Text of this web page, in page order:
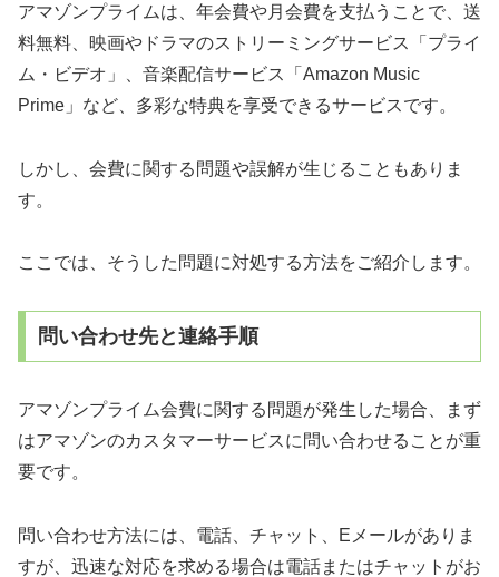
アマゾンプライムは、年会費や月会費を支払うことで、送
料無料、映画やドラマのストリーミングサービス「プライ
ム・ビデオ」、音楽配信サービス「Amazon Music
Prime」など、多彩な特典を享受できるサービスです。
しかし、会費に関する問題や誤解が生じることもありま
す。
ここでは、そうした問題に対処する方法をご紹介します。
問い合わせ先と連絡手順
アマゾンプライム会費に関する問題が発生した場合、まず
はアマゾンのカスタマーサービスに問い合わせることが重
要です。
問い合わせ方法には、電話、チャット、Eメールがありま
すが、迅速な対応を求める場合は電話またはチャットがお